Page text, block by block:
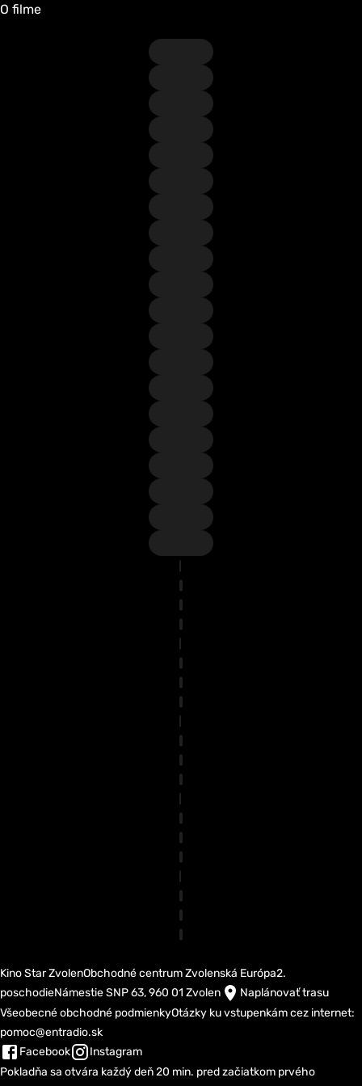
O filme
Kino Star ZvolenObchodné centrum Zvolenská Európa2.
poschodieNámestie SNP 63, 960 01 Zvolen
Naplánovať trasu
Všeobecné obchodné podmienkyOtázky ku vstupenkám cez internet:
pomoc@entradio.sk
Facebook
Instagram
Pokladňa sa otvára každý deň 20 min. pred začiatkom prvého